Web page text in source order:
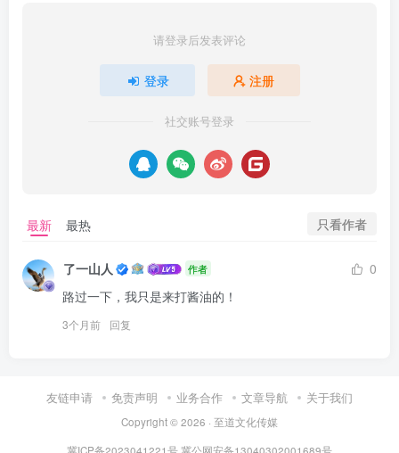
请登录后发表评论
登录 注册
社交账号登录
最新 最热 只看作者
了一山人 作者
0
路过一下，我只是来打酱油的！
3个月前 回复
友链申请 免责声明 业务合作 文章导航 关于我们
Copyright © 2026 · 至道文化传媒
冀ICP备2023041221号冀公网安备13040302001689号